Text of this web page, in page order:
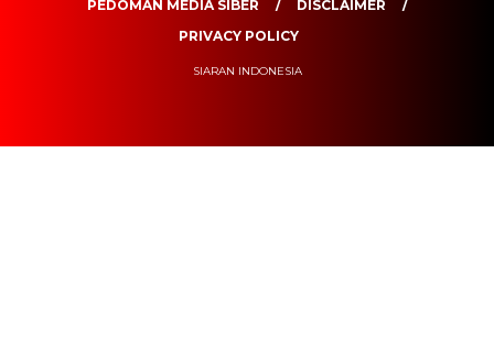
PEDOMAN MEDIA SIBER
DISCLAIMER
PRIVACY POLICY
SIARAN INDONESIA